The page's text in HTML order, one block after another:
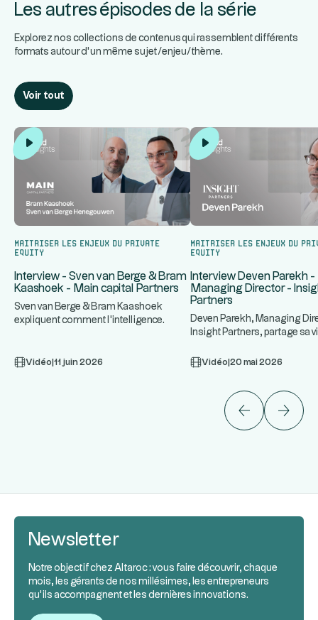
Les autres épisodes de la série
Explorez nos collections de contenus qui rassemblent différents
formats autour d’un même sujet/enjeu/thème.
Voir tout
Maitriser les enjeux du Private
Equity
Interview - Sven van Berge & Bram
Kaashoek - Main capital Partners
Sven van Berge & Bram Kaashoek
expliquent comment l'intelligence
Vidéo 11 juin 2026
Maitriser les enjeux du
Equity
Interview Deven Parekh -
Managing Director -
Partners
Deven Parekh, Managing
Insight Partners, partage sa
Vidéo 20 mai 2026
Newsletter
Notre objectif chez Altaroc : vous faire découvrir, chaque
mois, les gérants de nos millésimes, les entrepreneurs
qu’ils accompagnent et les dernières innovations.